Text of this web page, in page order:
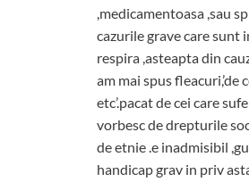
,medicamentoasa ,sau
cazurile grave care sunt
respira ,asteapta din
am mai spus fleacuri,’de
etc’.pacat de cei care
vorbesc de drepturile
de etnie .e inadmisibil
handicap grav in priv